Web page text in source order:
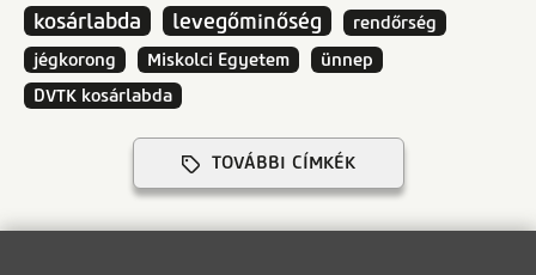
kosárlabda
levegőminőség
rendőrség
jégkorong
Miskolci Egyetem
ünnep
DVTK kosárlabda
TOVÁBBI CÍMKÉK